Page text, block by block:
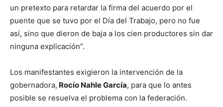
un pretexto para retardar la firma del acuerdo por el
puente que se tuvo por el Día del Trabajo, pero no fue
así, sino que dieron de baja a los cien productores sin dar
ninguna explicación”.
Los manifestantes exigieron la intervención de la
gobernadora, Rocío Nahle García, para que lo antes
posible se resuelva el problema con la federación.